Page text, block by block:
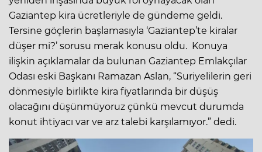
Gaziantep kira ücretleriyle de gündeme geldi.
Tersine göçlerin başlamasıyla ‘Gaziantep’te kiralar
düşer mi?’ sorusu merak konusu oldu. Konuya
ilişkin açıklamalar da bulunan Gaziantep Emlakçılar
Odası eski Başkanı Ramazan Aslan, “Suriyelilerin geri
dönmesiyle birlikte kira fiyatlarında bir düşüş
olacağını düşünmüyoruz çünkü mevcut durumda
konut ihtiyacı var ve arz talebi karşılamıyor.” dedi.